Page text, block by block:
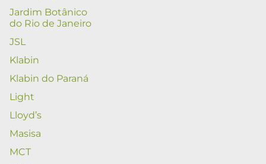
Jardim Botânico
do Rio de Janeiro
JSL
Klabin
Klabin do Paraná
Light
Lloyd’s
Masisa
MCT